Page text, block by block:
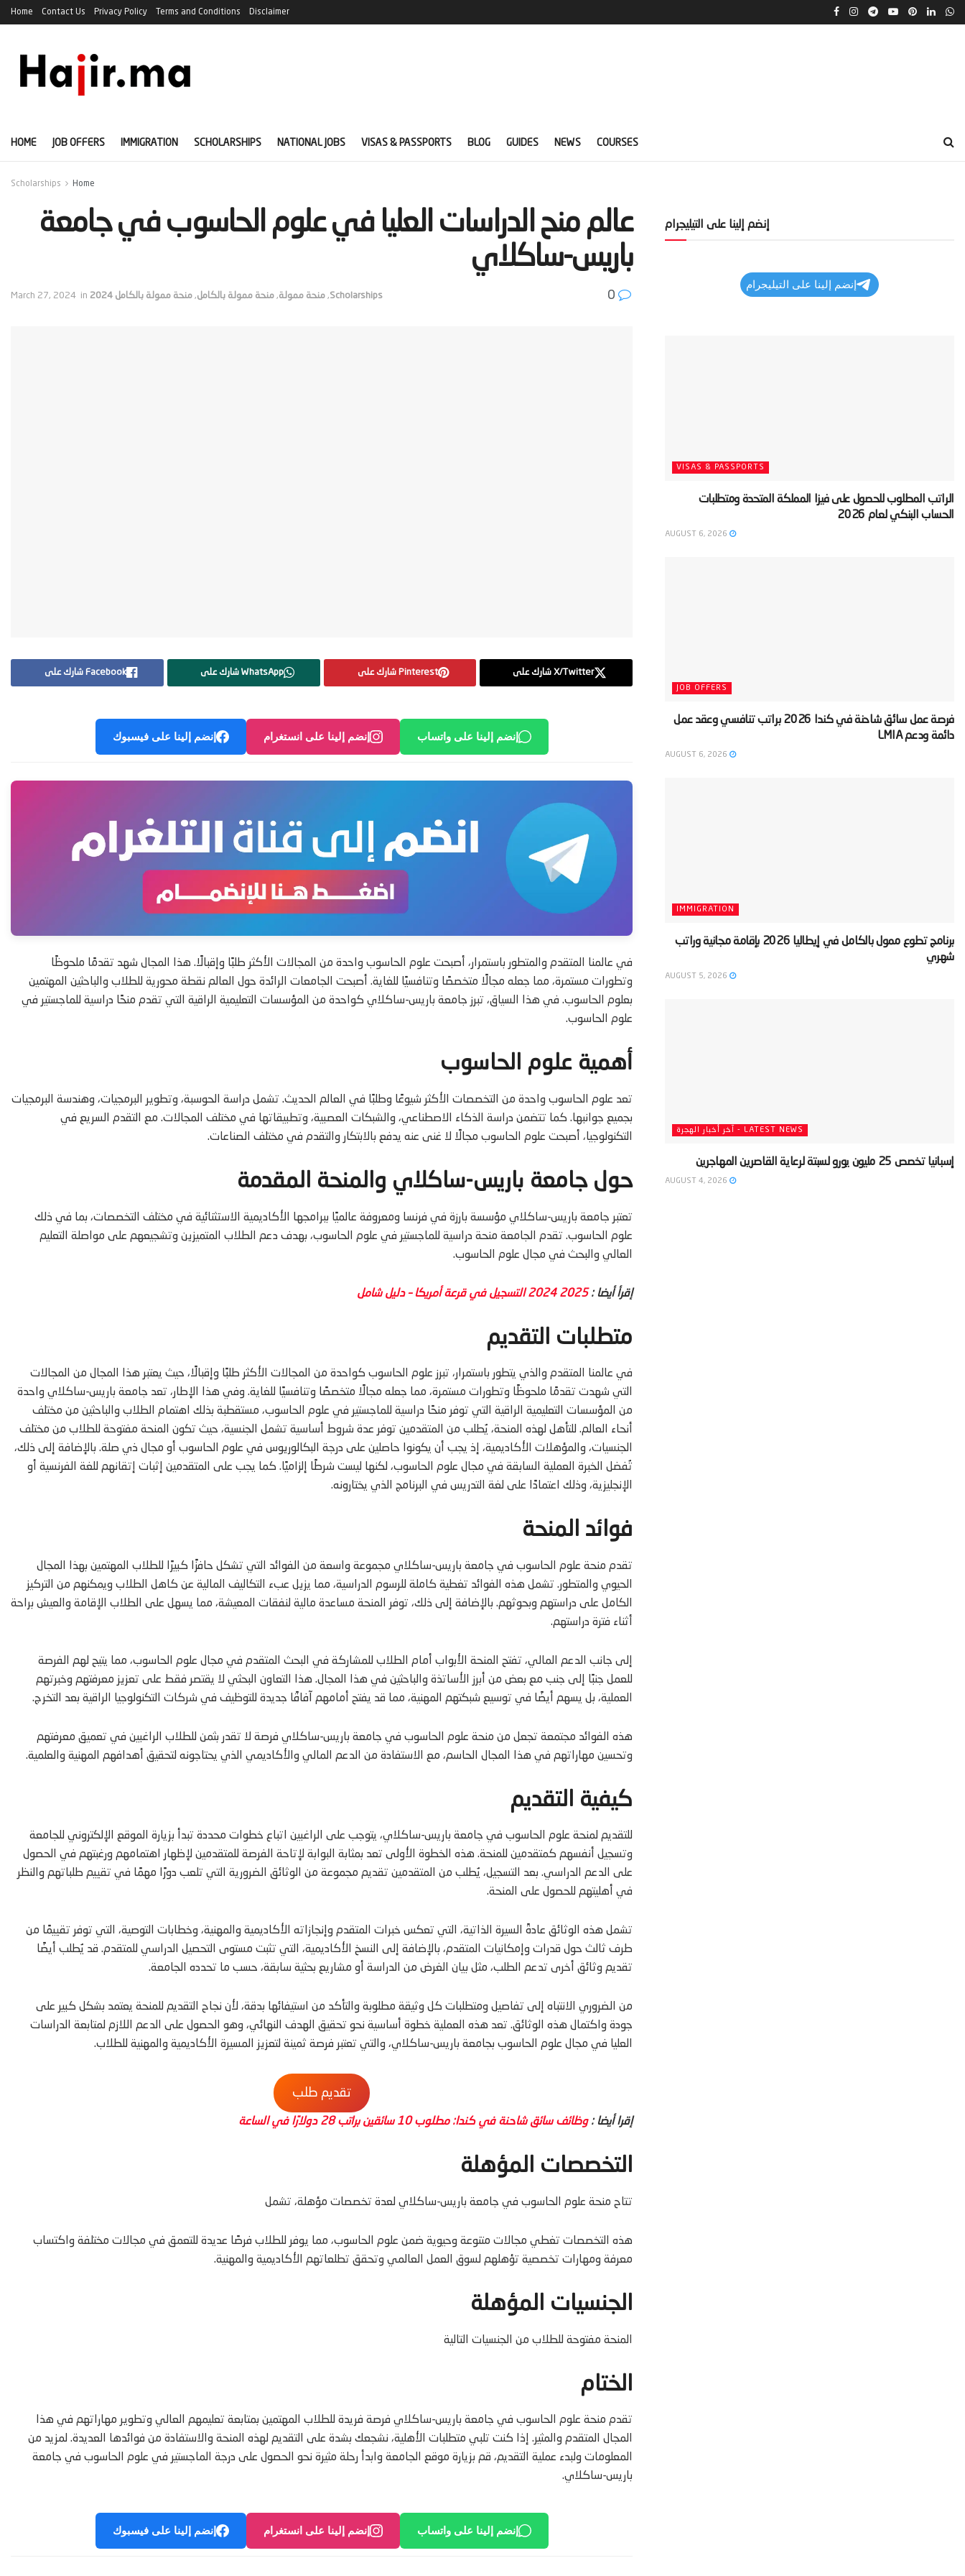
Home Contact Us Privacy Policy Terms and Conditions Disclaimer
HOME JOB OFFERS IMMIGRATION SCHOLARSHIPS NATIONAL JOBS VISAS & PASSPORTS BLOG GUIDES NEWS COURSES
Home
Scholarships
‫عالم منح الدراسات العليا في علوم الحاسوب في جامعة
باريس-ساكلاي‬
March 27, 2024 in Scholarships
, منحة ممولة, منحة ممولة بالكامل, منحة ممولة بالكامل 2024
Facebook شارك على WhatsApp شارك على Pinterest شارك على X/Twitter شارك على
إنضم إلينا على فيسبوك إنضم إلينا على انستغرام إنضم إلينا على واتساب
في عالمنا المتقدم والمتطور باستمرار، أصبحت علوم الحاسوب واحدة من المجالات الأكثر طلبًا وإقبالًا. هذا المجال شهد تقدمًا ملحوظًا
وتطورات مستمرة، مما جعله مجالًا متخصصًا وتنافسيًا للغاية. أصبحت الجامعات الرائدة حول العالم نقطة محورية للطلاب والباحثين المهتمين
بعلوم الحاسوب. في هذا السياق، تبرز جامعة باريس-ساكلاي كواحدة من المؤسسات التعليمية الراقية التي تقدم منحًا دراسية للماجستير في
علوم الحاسوب.
أهمية علوم الحاسوب
تعد علوم الحاسوب واحدة من التخصصات الأكثر شيوعًا وطلبًا في العالم الحديث. تشمل دراسة الحوسبة، وتطوير البرمجيات، وهندسة البرمجيات
بجميع جوانبها. كما تتضمن دراسة الذكاء الاصطناعي، والشبكات العصبية، وتطبيقاتها في مختلف المجالات. مع التقدم السريع في
التكنولوجيا، أصبحت علوم الحاسوب مجالًا لا غنى عنه يدفع بالابتكار والتقدم في مختلف الصناعات.
حول جامعة باريس-ساكلاي والمنحة المقدمة
تعتبر جامعة باريس-ساكلاي مؤسسة بارزة في فرنسا ومعروفة عالميًا ببرامجها الأكاديمية الاستثنائية في مختلف التخصصات، بما في ذلك
علوم الحاسوب. تقدم الجامعة منحة دراسية للماجستير في علوم الحاسوب، بهدف دعم الطلاب المتميزين وتشجيعهم على مواصلة التعليم
العالي والبحث في مجال علوم الحاسوب.
إقرأ أيضا :2025 2024 التسجيل في قرعة أمريكا – دليل شامل
متطلبات التقديم
في عالمنا المتقدم والذي يتطور باستمرار، تبرز علوم الحاسوب كواحدة من المجالات الأكثر طلبًا وإقبالًا، حيث يعتبر هذا المجال من المجالات
التي شهدت تقدمًا ملحوظًا وتطورات مستمرة، مما جعله مجالًا متخصصًا وتنافسيًا للغاية. وفي هذا الإطار، تعد جامعة باريس-ساكلاي واحدة
من المؤسسات التعليمية الراقية التي توفر منحًا دراسية للماجستير في علوم الحاسوب، مستقطبة بذلك اهتمام الطلاب والباحثين من مختلف
أنحاء العالم. للتأهل لهذه المنحة، يُطلب من المتقدمين توفر عدة شروط أساسية تشمل الجنسية، حيث تكون المنحة مفتوحة للطلاب من مختلف
الجنسيات، والمؤهلات الأكاديمية، إذ يجب أن يكونوا حاصلين على درجة البكالوريوس في علوم الحاسوب أو مجال ذي صلة. بالإضافة إلى ذلك،
تُفضل الخبرة العملية السابقة في مجال علوم الحاسوب، لكنها ليست شرطًا إلزاميًا. كما يجب على المتقدمين إثبات إتقانهم للغة الفرنسية أو
الإنجليزية، وذلك اعتمادًا على لغة التدريس في البرنامج الذي يختارونه.
فوائد المنحة
تقدم منحة علوم الحاسوب في جامعة باريس-ساكلاي مجموعة واسعة من الفوائد التي تشكل حافزًا كبيرًا للطلاب المهتمين بهذا المجال
الحيوي والمتطور. تشمل هذه الفوائد تغطية كاملة للرسوم الدراسية، مما يزيل عبء التكاليف المالية عن كاهل الطلاب ويمكنهم من التركيز
الكامل على دراستهم وبحوثهم. بالإضافة إلى ذلك، توفر المنحة مساعدة مالية لنفقات المعيشة، مما يسهل على الطلاب الإقامة والعيش براحة
أثناء فترة دراستهم.
إلى جانب الدعم المالي، تفتح المنحة الأبواب أمام الطلاب للمشاركة في البحث المتقدم في مجال علوم الحاسوب، مما يتيح لهم الفرصة
للعمل جنبًا إلى جنب مع بعض من أبرز الأساتذة والباحثين في هذا المجال. هذا التعاون البحثي لا يقتصر فقط على تعزيز معرفتهم وخبرتهم
العملية، بل يسهم أيضًا في توسيع شبكتهم المهنية، مما قد يفتح أمامهم آفاقًا جديدة للتوظيف في شركات التكنولوجيا الراقية بعد التخرج.
هذه الفوائد مجتمعة تجعل من منحة علوم الحاسوب في جامعة باريس-ساكلاي فرصة لا تقدر بثمن للطلاب الراغبين في تعميق معرفتهم
وتحسين مهاراتهم في هذا المجال الحاسم، مع الاستفادة من الدعم المالي والأكاديمي الذي يحتاجونه لتحقيق أهدافهم المهنية والعلمية.
كيفية التقديم
للتقديم لمنحة علوم الحاسوب في جامعة باريس-ساكلاي، يتوجب على الراغبين اتباع خطوات محددة تبدأ بزيارة الموقع الإلكتروني للجامعة
وتسجيل أنفسهم كمتقدمين للمنحة. هذه الخطوة الأولى تعد بمثابة البوابة لإتاحة الفرصة للمتقدمين لإظهار اهتمامهم ورغبتهم في الحصول
على الدعم الدراسي. بعد التسجيل، يُطلب من المتقدمين تقديم مجموعة من الوثائق الضرورية التي تلعب دورًا مهمًا في تقييم طلباتهم والنظر
في أهليتهم للحصول على المنحة.
تشمل هذه الوثائق عادةً السيرة الذاتية، التي تعكس خبرات المتقدم وإنجازاته الأكاديمية والمهنية، وخطابات التوصية، التي توفر تقييمًا من
طرف ثالث حول قدرات وإمكانيات المتقدم، بالإضافة إلى النسخ الأكاديمية، التي تثبت مستوى التحصيل الدراسي للمتقدم. قد يُطلب أيضًا
تقديم وثائق أخرى تدعم الطلب، مثل بيان الغرض من الدراسة أو مشاريع بحثية سابقة، حسب ما تحدده الجامعة.
من الضروري الانتباه إلى تفاصيل ومتطلبات كل وثيقة مطلوبة والتأكد من استيفائها بدقة، لأن نجاح التقديم للمنحة يعتمد بشكل كبير على
جودة واكتمال هذه الوثائق. تعد هذه العملية خطوة أساسية نحو تحقيق الهدف النهائي، وهو الحصول على الدعم اللازم لمتابعة الدراسات
العليا في مجال علوم الحاسوب بجامعة باريس-ساكلاي، والتي تعتبر فرصة ثمينة لتعزيز المسيرة الأكاديمية والمهنية للطلاب.
تقديم طلب
إقرا أيضا :وظائف سائق شاحنة في كندا: مطلوب 10 سائقين براتب 28 دولارًا في الساعة
التخصصات المؤهلة
تتاح منحة علوم الحاسوب في جامعة باريس-ساكلاي لعدة تخصصات مؤهلة، تشمل
هذه التخصصات تغطي مجالات متنوعة وحيوية ضمن علوم الحاسوب، مما يوفر للطلاب فرصًا عديدة للتعمق في مجالات مختلفة واكتساب
معرفة ومهارات تخصصية تؤهلهم لسوق العمل العالمي وتحقق تطلعاتهم الأكاديمية والمهنية.
الجنسيات المؤهلة
المنحة مفتوحة للطلاب من الجنسيات التالية
الختام
تقدم منحة علوم الحاسوب في جامعة باريس-ساكلاي فرصة فريدة للطلاب المهتمين بمتابعة تعليمهم العالي وتطوير مهاراتهم في هذا
المجال المتقدم والمثير. إذا كنت تلبي متطلبات الأهلية، نشجعك بشدة على التقديم لهذه المنحة والاستفادة من فوائدها العديدة. لمزيد من
المعلومات ولبدء عملية التقديم، قم بزيارة موقع الجامعة وابدأ رحلة مثيرة نحو الحصول على درجة الماجستير في علوم الحاسوب في جامعة
باريس-ساكلاي.
إنضم إلينا على فيسبوك إنضم إلينا على انستغرام إنضم إلينا على واتساب
إنضم إلينا على التيليجرام
إنضم إلينا على التيليجرام
VISAS & PASSPORTS
‫الراتب المطلوب للحصول على فيزا المملكة المتحدة ومتطلبات
الحساب البنكي لعام 2026‬
JOB OFFERS
‫فرصة عمل سائق شاحنة في كندا 2026 براتب تنافسي وعقد عمل
دائمة ودعم LMIA‬
IMMIGRATION
‫برنامج تطوع ممول بالكامل في إيطاليا 2026 بإقامة مجانية وراتب
شهري‬
LATEST NEWS - آخر أخبار الهجرة
‫إسبانيا تخصص 25 مليون يورو لسبتة لرعاية القاصرين المهاجرين‬